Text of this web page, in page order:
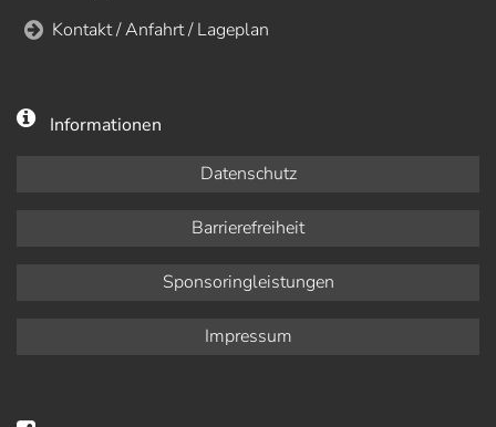
Kontakt / Anfahrt / Lageplan
Informationen
Datenschutz
Barrierefreiheit
Sponsoringleistungen
Impressum